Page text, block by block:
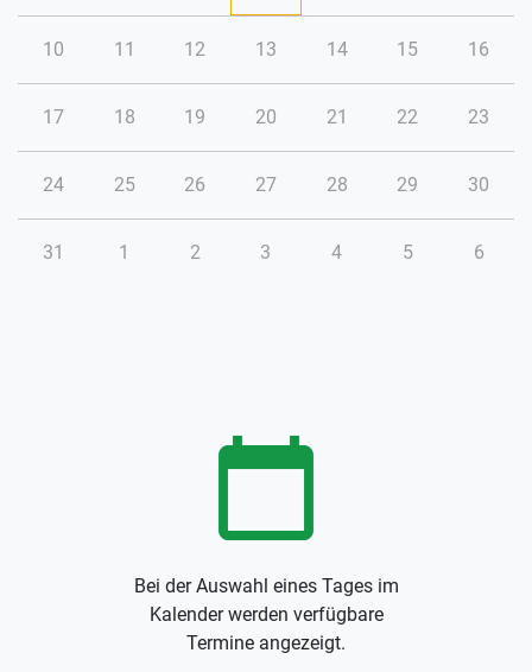
10 11 12 13 14 15 16
17 18 19 20 21 22 23
24 25 26 27 28 29 30
31 1 2 3 4 5 6
calendar_today
Bei der Auswahl eines Tages im
Kalender werden verfügbare
Termine angezeigt.